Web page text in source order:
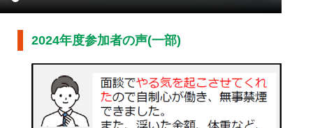
2024年度参加者の声(一部)